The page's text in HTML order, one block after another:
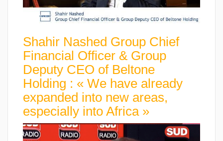
Shahir Nashed Group Chief
Financial Officer & Group
Deputy CEO of Beltone
Holding : « We have already
expanded into new areas,
especially into Africa »